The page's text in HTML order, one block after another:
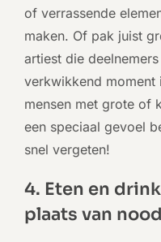
of verrassende
maken. Of pak juist
artiest die
verkwikkend
mensen met grote of
een speciaal gevoel
snel vergeten!
4. Eten en
plaats van